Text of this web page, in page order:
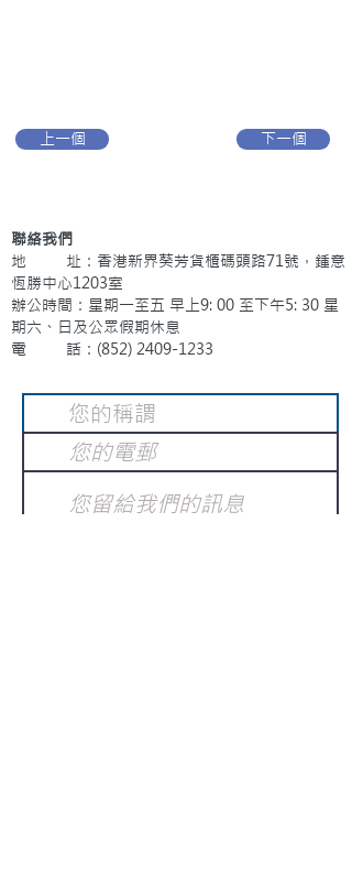
上一個 下一個
聯絡我們
地 址：香港新界葵芳貨櫃碼頭路71號，鍾意
恆勝中心1203室
辦公時間：星期一至五 早上9: 00 至下午5: 30 星
期六、日及公眾假期休息
電 話：(852) 2409-1233